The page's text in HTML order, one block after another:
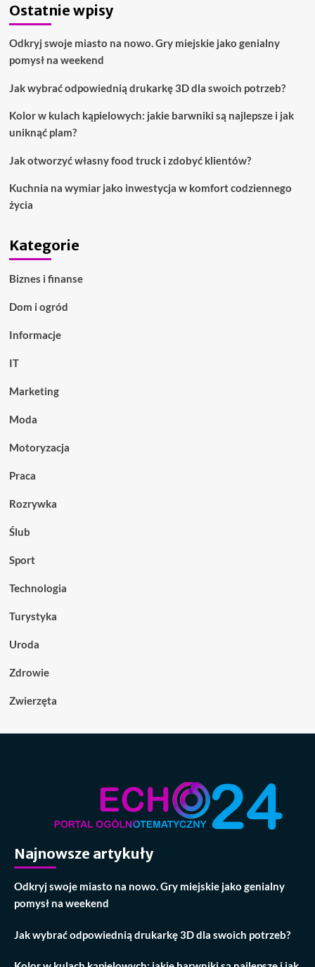
Ostatnie wpisy
Odkryj swoje miasto na nowo. Gry miejskie jako genialny
pomysł na weekend
Jak wybrać odpowiednią drukarkę 3D dla swoich potrzeb?
Kolor w kulach kąpielowych: jakie barwniki są najlepsze i jak
uniknąć plam?
Jak otworzyć własny food truck i zdobyć klientów?
Kuchnia na wymiar jako inwestycja w komfort codziennego
życia
Kategorie
Biznes i finanse
Dom i ogród
Informacje
IT
Marketing
Moda
Motoryzacja
Praca
Rozrywka
Ślub
Sport
Technologia
Turystyka
Uroda
Zdrowie
Zwierzęta
Najnowsze artykuły
Odkryj swoje miasto na nowo. Gry miejskie jako genialny
pomysł na weekend
Jak wybrać odpowiednią drukarkę 3D dla swoich potrzeb?